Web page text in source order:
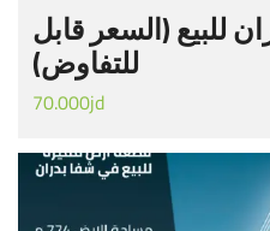
للبيع (السعر قابل
للتفاوض)
70.000jd